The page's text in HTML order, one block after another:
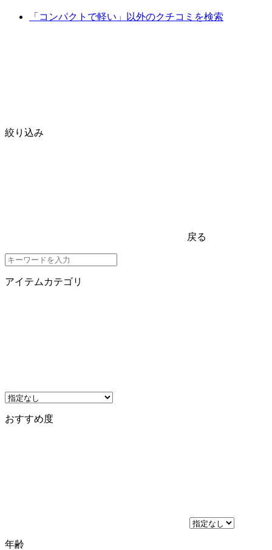
「コンパクトで軽い」以外のクチコミを検索
絞り込み
戻る
アイテムカテゴリ
おすすめ度
年齢